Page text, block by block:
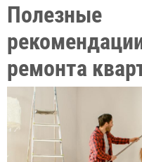
ремонта